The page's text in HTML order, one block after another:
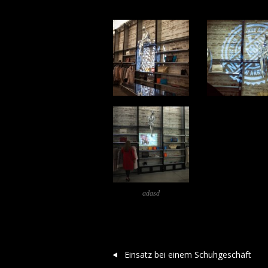
adasd
Post navigation
Einsatz bei einem Schuhgeschäft